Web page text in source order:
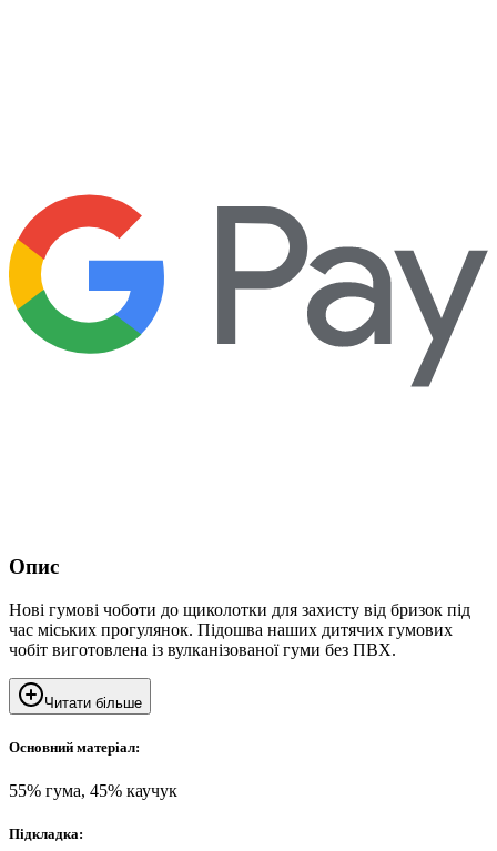
Опис
Нові гумові чоботи до щиколотки для захисту від бризок під
час міських прогулянок. Підошва наших дитячих гумових
чобіт виготовлена із вулканізованої гуми без ПВХ.
Читати більше
Основний матеріал:
55% гума, 45% каучук
Підкладка: